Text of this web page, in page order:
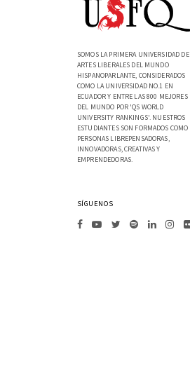
SOMOS LA PRIMERA UNIVERSIDAD DE
ARTES LIBERALES DEL MUNDO
HISPANOPARLANTE, CONSIDERADOS
COMO LA UNIVERSIDAD NO.1 EN
ECUADOR Y ENTRE LAS 800 MEJORES
DEL MUNDO POR 'QS WORLD
UNIVERSITY RANKINGS'. NUESTROS
ESTUDIANTES SON FORMADOS COMO
PERSONAS LIBREPENSADORAS,
INNOVADORAS, CREATIVAS Y
EMPRENDEDORAS.
SÍGUENOS